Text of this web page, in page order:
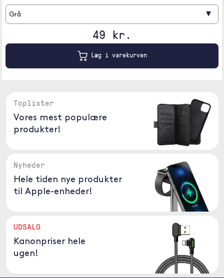
Grå ▾
49 kr.
Læg i varekurven
Toplister
Vores mest populære
produkter!
Nyheder
Hele tiden nye produkter
til Apple-enheder!
UDSALG
Kanonpriser hele
ugen!